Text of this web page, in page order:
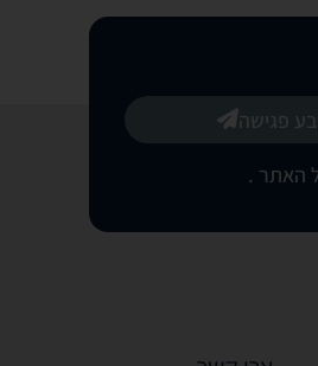
האתר .
פגישה